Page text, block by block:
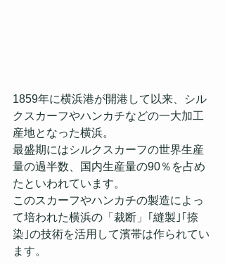
1859年に横浜港が開港して以来、シル
クスカーフやハンカチなどの一大加工
産地となった横浜。
最盛期にはシルクスカーフの世界生産
量の過半数、国内生産量の90％を占め
たといわれています。
このスカーフやハンカチの製造によっ
て培われた横浜の「裁断」｢縫製｣｢捺
染｣の技術を活用して濱帯は作られてい
ます。